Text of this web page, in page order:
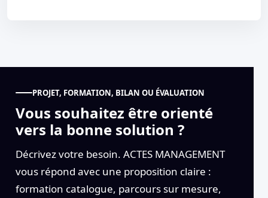
PROJET, FORMATION, BILAN OU ÉVALUATION
Vous souhaitez être orienté
vers la bonne solution ?
Décrivez votre besoin. ACTES MANAGEMENT
vous répond avec une proposition claire :
formation catalogue, parcours sur mesure,